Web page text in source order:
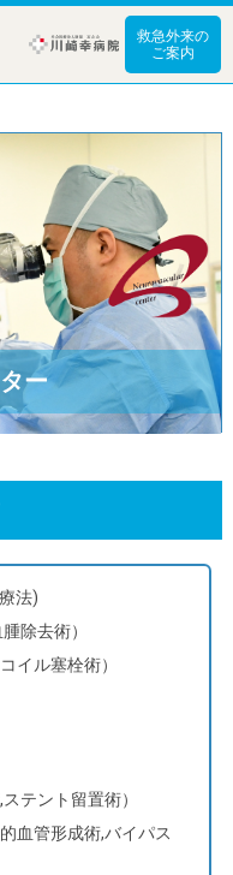
救急外来の
ご案内
ー
法)
除去術）
イル塞栓術）
テント留置術）
血管形成術,バイパス